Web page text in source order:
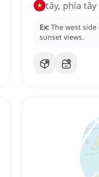
tây, phía tây
Ex: The west
sunset views.